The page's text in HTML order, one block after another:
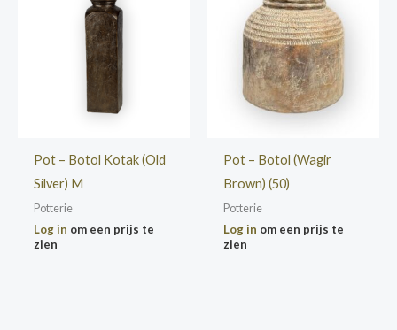
Pot – Botol Kotak (Old
Silver) M
Potterie
Log in om een prijs te
zien
Pot – Botol (Wagir
Brown) (50)
Potterie
Log in om een prijs te
zien